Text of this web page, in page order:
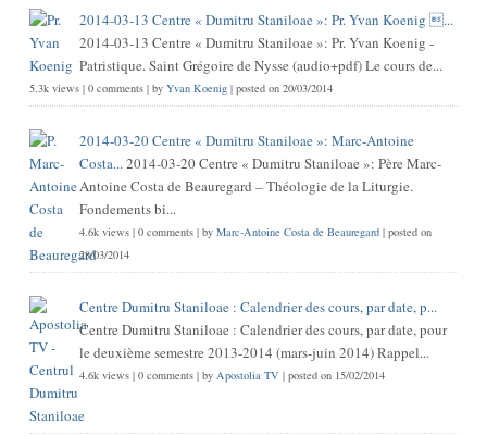
2014-03-13 Centre « Dumitru Staniloae »: Pr. Yvan Koenig ...
2014-03-13 Centre « Dumitru Staniloae »: Pr. Yvan Koenig -
Patristique. Saint Grégoire de Nysse (audio+pdf) Le cours de...
5.3k views| 0 comments| by Yvan Koenig| posted on 20/03/2014
2014-03-20 Centre « Dumitru Staniloae »: Marc-Antoine
Costa...2014-03-20 Centre « Dumitru Staniloae »: Père Marc-
Antoine Costa de Beauregard – Théologie de la Liturgie.
Fondements bi...
4.6k views| 0 comments| by Marc-Antoine Costa de Beauregard| posted on
28/03/2014
Centre Dumitru Staniloae : Calendrier des cours, par date, p...
Centre Dumitru Staniloae : Calendrier des cours, par date, pour
le deuxième semestre 2013-2014 (mars-juin 2014) Rappel...
4.6k views| 0 comments| by Apostolia TV | posted on 15/02/2014